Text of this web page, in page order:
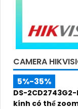
CAMERA
5%-35%
DS-
kính có thể